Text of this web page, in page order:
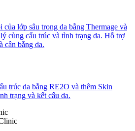
của lớp sâu trong da bằng Thermage và
cùng cấu trúc và tình trạng da. Hỗ trợ
cân bằng da.
trúc da bằng RE2O và thêm Skin
trạng và kết cấu da.